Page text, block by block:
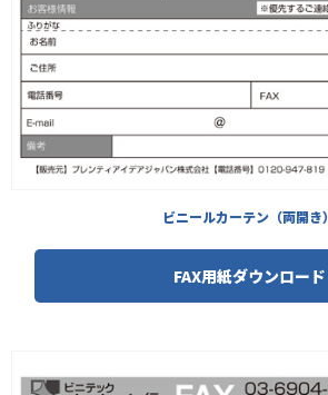
ビニールカーテン（両開き）
FAX用紙ダウンロード